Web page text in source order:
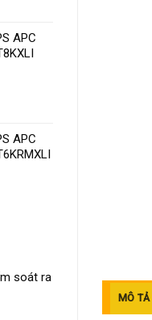
APC
APC
soát ra
MÔ TẢ